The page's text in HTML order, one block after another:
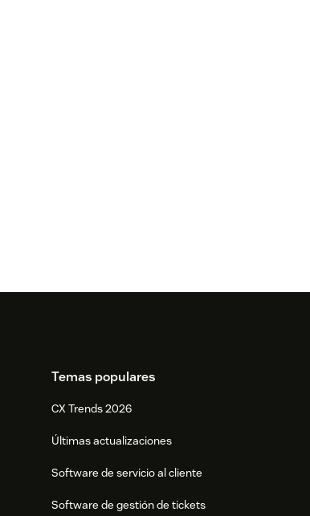
Temas populares
CX Trends 2026
Últimas actualizaciones
Software de servicio al cliente
Software de gestión de tickets